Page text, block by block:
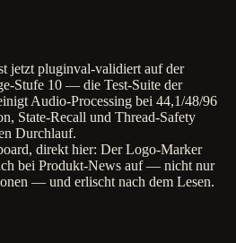
jetzt pluginval-validiert auf der
Stufe 10 — die Test-Suite der
Audio-Processing bei 44,1/48/96
State-Recall und Thread-Safety
Durchlauf.
direkt hier: Der Logo-Marker
bei Produkt-News auf — nicht nur
— und erlischt nach dem Lesen.